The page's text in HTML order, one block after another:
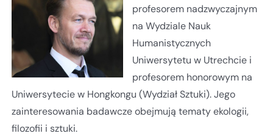
profesorem nadzwyczajnym
na Wydziale Nauk
Humanistycznych
Uniwersytetu w Utrechcie i
profesorem honorowym na
Uniwersytecie w Hongkongu (Wydział Sztuki). Jego
zainteresowania badawcze obejmują tematy ekologii,
filozofii i sztuki.